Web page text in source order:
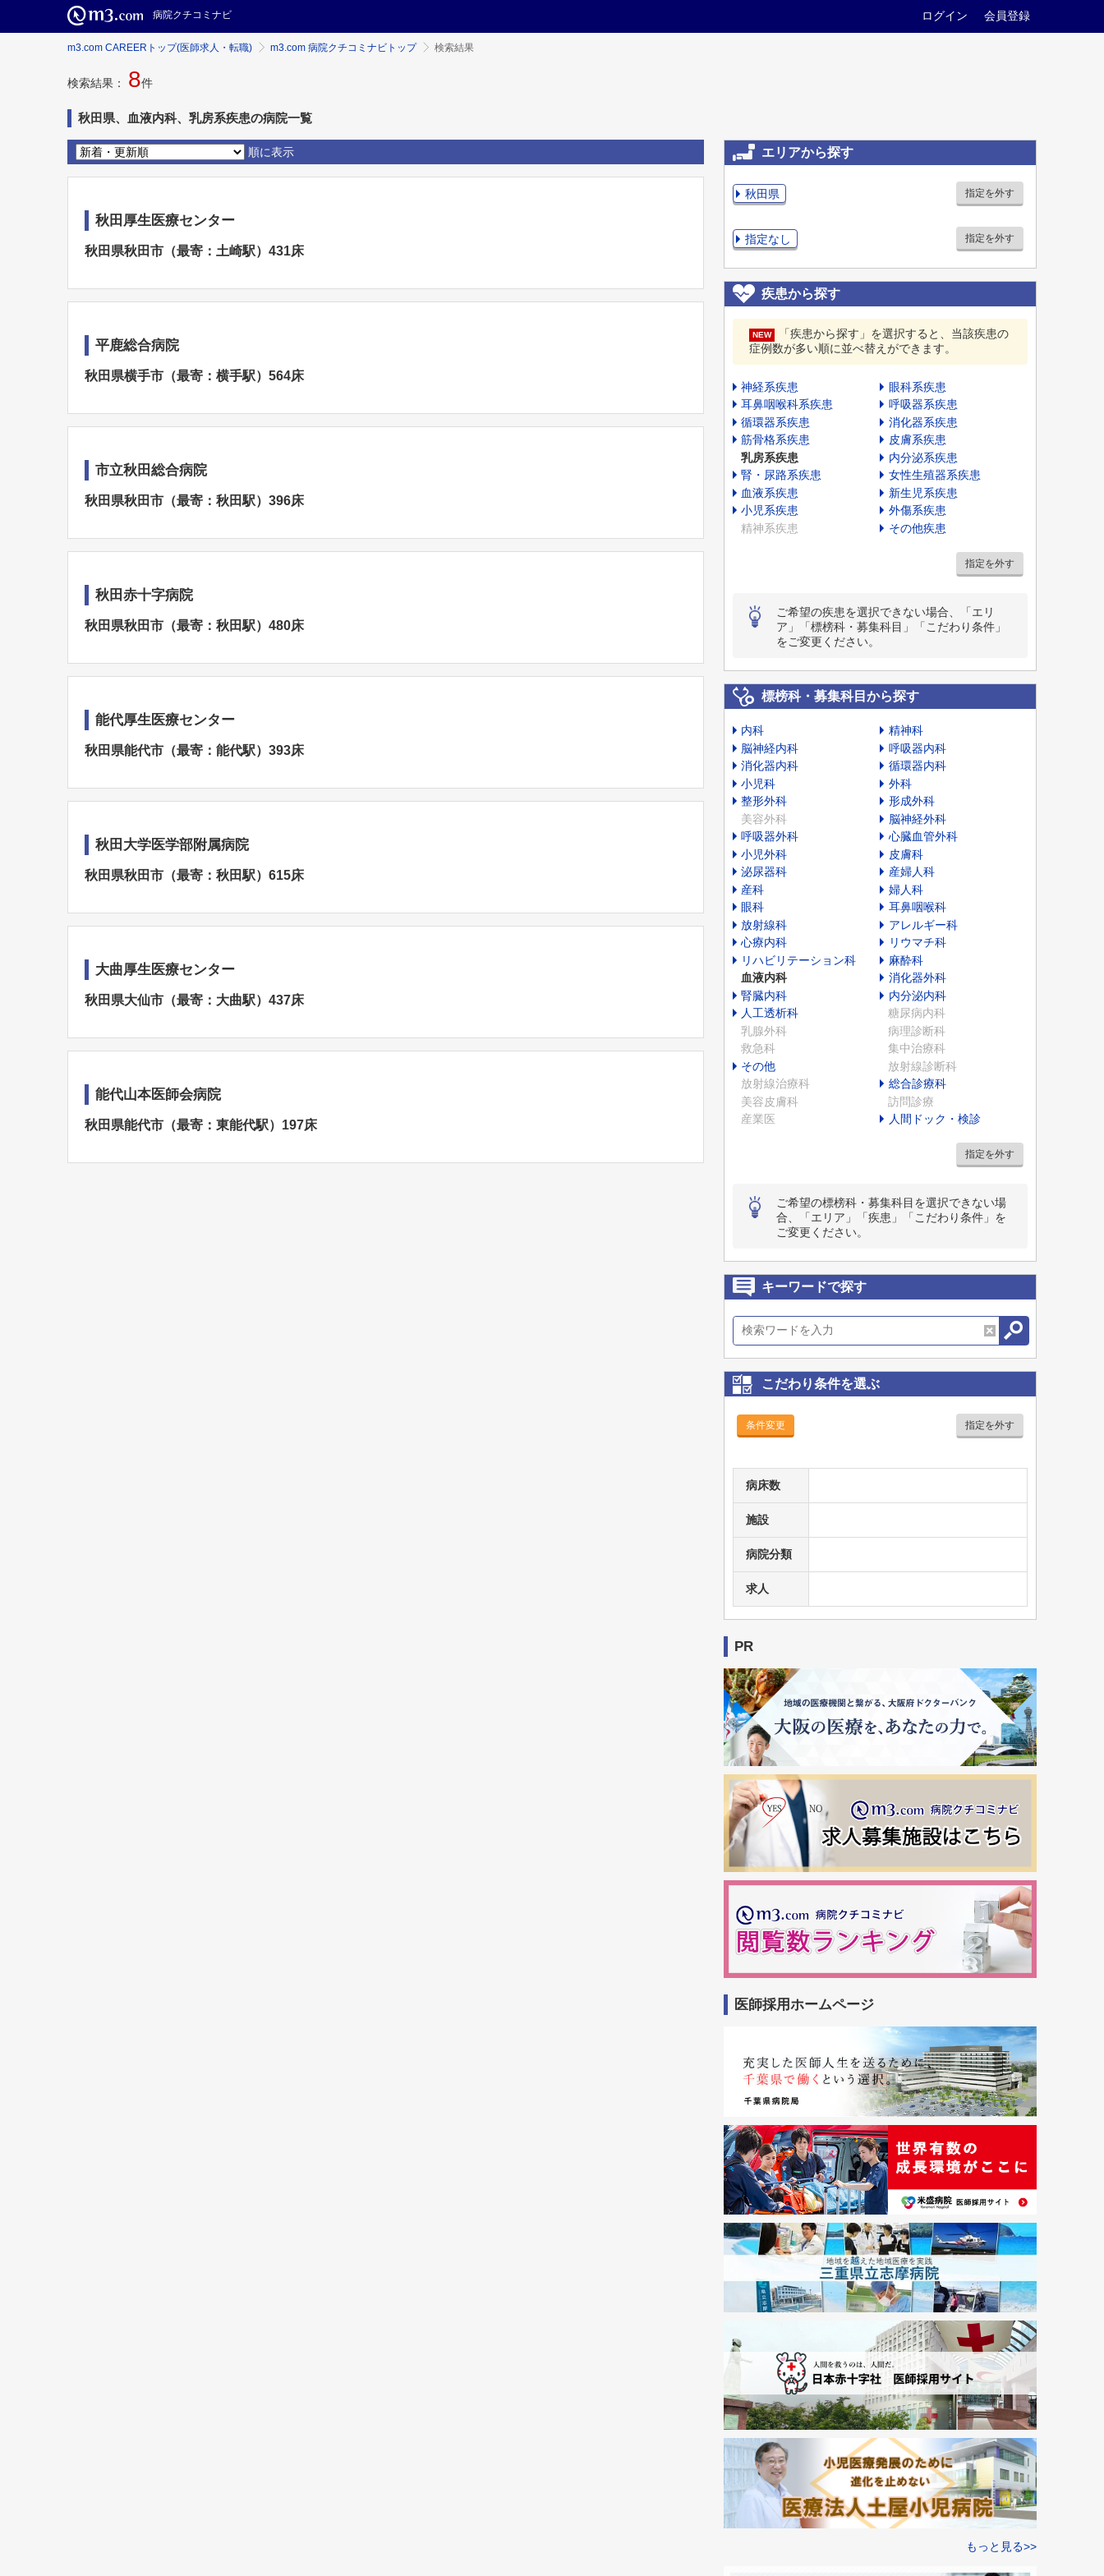
病院クチコミナビ ログイン 会員登録
m3.com CAREERトップ(医師求人・転職) m3.com 病院クチコミナビトップ 検索結果
検索結果： 8件
秋田県、血液内科、乳房系疾患の病院一覧
順に表示
秋田厚生医療センター
秋田県秋田市（最寄：土崎駅）431床
平鹿総合病院
秋田県横手市（最寄：横手駅）564床
市立秋田総合病院
秋田県秋田市（最寄：秋田駅）396床
秋田赤十字病院
秋田県秋田市（最寄：秋田駅）480床
能代厚生医療センター
秋田県能代市（最寄：能代駅）393床
秋田大学医学部附属病院
秋田県秋田市（最寄：秋田駅）615床
大曲厚生医療センター
秋田県大仙市（最寄：大曲駅）437床
能代山本医師会病院
秋田県能代市（最寄：東能代駅）197床
エリアから探す
秋田県 指定を外す
指定なし 指定を外す
疾患から探す
NEW
「疾患から探す」を選択すると、当該疾患の
症例数が多い順に並べ替えができます。
神経系疾患
眼科系疾患
耳鼻咽喉科系疾患
呼吸器系疾患
循環器系疾患
消化器系疾患
筋骨格系疾患
皮膚系疾患
乳房系疾患
内分泌系疾患
腎・尿路系疾患
女性生殖器系疾患
血液系疾患
新生児系疾患
小児系疾患
外傷系疾患
精神系疾患
その他疾患
指定を外す
ご希望の疾患を選択できない場合、「エリ
ア」「標榜科・募集科目」「こだわり条件」
をご変更ください。
標榜科・募集科目から探す
内科
精神科
脳神経内科
呼吸器内科
消化器内科
循環器内科
小児科
外科
整形外科
形成外科
美容外科
脳神経外科
呼吸器外科
心臓血管外科
小児外科
皮膚科
泌尿器科
産婦人科
産科
婦人科
眼科
耳鼻咽喉科
放射線科
アレルギー科
心療内科
リウマチ科
リハビリテーション科
麻酔科
血液内科
消化器外科
腎臓内科
内分泌内科
人工透析科
糖尿病内科
乳腺外科
病理診断科
救急科
集中治療科
その他
放射線診断科
放射線治療科
総合診療科
美容皮膚科
訪問診療
産業医
人間ドック・検診
指定を外す
ご希望の標榜科・募集科目を選択できない場
合、「エリア」「疾患」「こだわり条件」を
ご変更ください。
キーワードで探す
こだわり条件を選ぶ
条件変更 指定を外す
病床数
施設
病院分類
求人
PR
医師採用ホームページ
もっと見る>>